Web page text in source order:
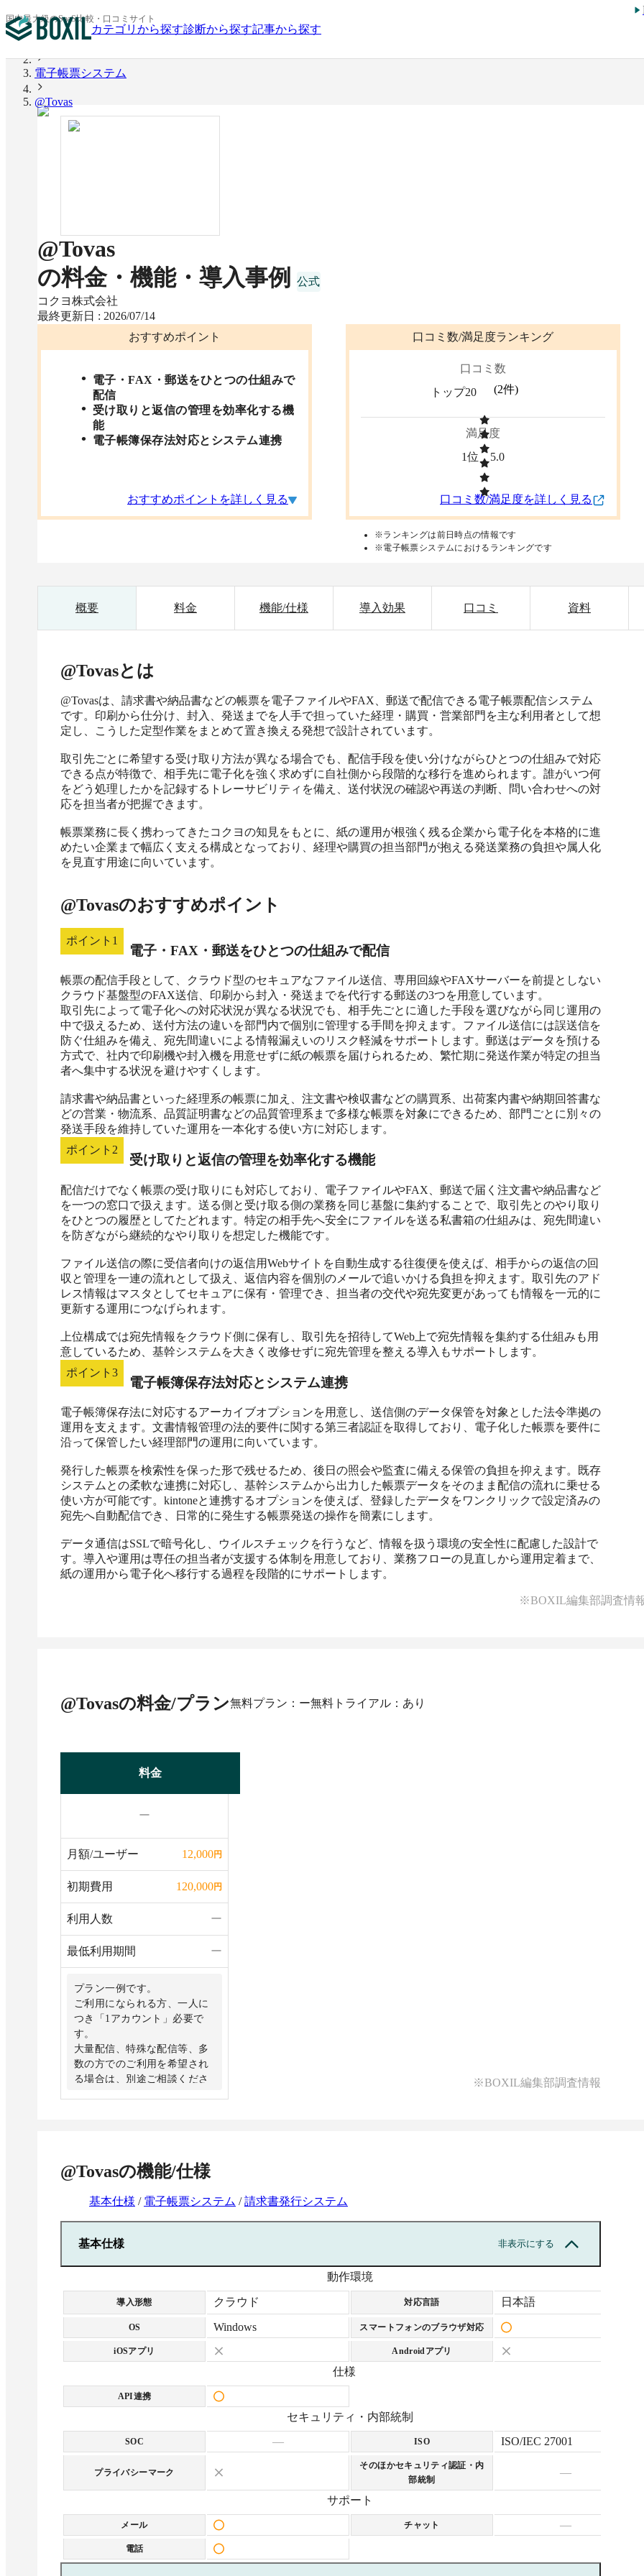
国内最大級のSaaS比較・口コミサイト
カテゴリから探す診断から探す記事から探す
電子帳票システム
@Tovas
@Tovas
の料金・機能・導入事例
コクヨ株式会社
最終更新日 : 2026/07/14
おすすめポイント
電子・FAX・郵送をひとつの仕組みで
配信
受け取りと返信の管理を効率化する機
能
電子帳簿保存法対応とシステム連携
おすすめポイントを詳しく見る
口コミ数/満足度ランキング
口コミ数
トップ20
(2件)
満足度
1位
5.0
口コミ数/満足度を詳しく見る
※ランキングは前日時点の情報です
※電子帳票システムにおけるランキングです
概要 料金 機能/仕様 導入効果 口コミ 資料
@Tovasとは
@Tovasは、請求書や納品書などの帳票を電子ファイルやFAX、郵送で配信できる電子帳票配信システム
です。印刷から仕分け、封入、発送までを人手で担っていた経理・購買・営業部門を主な利用者として想
定し、こうした定型作業をまとめて置き換える発想で設計されています。
取引先ごとに希望する受け取り方法が異なる場合でも、配信手段を使い分けながらひとつの仕組みで対応
できる点が特徴で、相手先に電子化を強く求めずに自社側から段階的な移行を進められます。誰がいつ何
をどう処理したかを記録するトレーサビリティを備え、送付状況の確認や再送の判断、問い合わせへの対
応を担当者が把握できます。
帳票業務に長く携わってきたコクヨの知見をもとに、紙の運用が根強く残る企業から電子化を本格的に進
めたい企業まで幅広く支える構成となっており、経理や購買の担当部門が抱える発送業務の負担や属人化
を見直す用途に向いています。
@Tovasのおすすめポイント
ポイント 1
電子・FAX・郵送をひとつの仕組みで配信
帳票の配信手段として、クラウド型のセキュアなファイル送信、専用回線やFAXサーバーを前提としない
クラウド基盤型のFAX送信、印刷から封入・発送までを代行する郵送の3つを用意しています。
取引先によって電子化への対応状況が異なる状況でも、相手先ごとに適した手段を選びながら同じ運用の
中で扱えるため、送付方法の違いを部門内で個別に管理する手間を抑えます。ファイル送信には誤送信を
防ぐ仕組みを備え、宛先間違いによる情報漏えいのリスク軽減をサポートします。郵送はデータを預ける
方式で、社内で印刷機や封入機を用意せずに紙の帳票を届けられるため、繁忙期に発送作業が特定の担当
者へ集中する状況を避けやすくします。
請求書や納品書といった経理系の帳票に加え、注文書や検収書などの購買系、出荷案内書や納期回答書な
どの営業・物流系、品質証明書などの品質管理系まで多様な帳票を対象にできるため、部門ごとに別々の
発送手段を維持していた運用を一本化する使い方に対応します。
ポイント 2
受け取りと返信の管理を効率化する機能
配信だけでなく帳票の受け取りにも対応しており、電子ファイルやFAX、郵送で届く注文書や納品書など
を一つの窓口で扱えます。送る側と受け取る側の業務を同じ基盤に集約することで、取引先とのやり取り
をひとつの履歴としてたどれます。特定の相手先へ安全にファイルを送る私書箱の仕組みは、宛先間違い
を防ぎながら継続的なやり取りを想定した機能です。
ファイル送信の際に受信者向けの返信用Webサイトを自動生成する往復便を使えば、相手からの返信の回
収と管理を一連の流れとして扱え、返信内容を個別のメールで追いかける負担を抑えます。取引先のアド
レス情報はマスタとしてセキュアに保有・管理でき、担当者の交代や宛先変更があっても情報を一元的に
更新する運用につなげられます。
上位構成では宛先情報をクラウド側に保有し、取引先を招待してWeb上で宛先情報を集約する仕組みも用
意しているため、基幹システムを大きく改修せずに宛先管理を整える導入もサポートします。
ポイント 3
電子帳簿保存法対応とシステム連携
電子帳簿保存法に対応するアーカイブオプションを用意し、送信側のデータ保管を対象とした法令準拠の
運用を支えます。文書情報管理の法的要件に関する第三者認証を取得しており、電子化した帳票を要件に
沿って保管したい経理部門の運用に向いています。
発行した帳票を検索性を保った形で残せるため、後日の照会や監査に備える保管の負担を抑えます。既存
システムとの柔軟な連携に対応し、基幹システムから出力した帳票データをそのまま配信の流れに乗せる
使い方が可能です。kintoneと連携するオプションを使えば、登録したデータをワンクリックで設定済みの
宛先へ自動配信でき、日常的に発生する帳票発送の操作を簡素にします。
データ通信はSSLで暗号化し、ウイルスチェックを行うなど、情報を扱う環境の安全性に配慮した設計で
す。導入や運用は専任の担当者が支援する体制を用意しており、業務フローの見直しから運用定着まで、
紙の運用から電子化へ移行する過程を段階的にサポートします。
※BOXIL編集部調査情
@Tovasの料金/プラン無料プラン：ー無料トライアル：あり
料金
ー
月額/ユーザー 12,000円
初期費用 120,000円
利用人数 ー
最低利用期間 ー
プラン一例です。
ご利用になられる方、一人に
つき「1アカウント」必要で
す。
大量配信、特殊な配信等、多
数の方でのご利用を希望され
る場合は、別途ご相談くださ
ドプランです。
加わります。
ていただきます。
※BOXIL編集部調査情報
@Tovasの機能/仕様
基本仕様 / 電子帳票システム /請求書発行システム
基本仕様 非表示にする
動作環境
導入形態 クラウド 対応言語 日本語
OS Windows スマートフォンのブラウザ対応
iOSアプリ Androidアプリ
仕様
API連携
セキュリティ・内部統制
SOC — ISO ISO/IEC 27001
プライバシーマーク
そのほかセキュリティ認証・内
部統制
—
サポート
メール チャット —
電話